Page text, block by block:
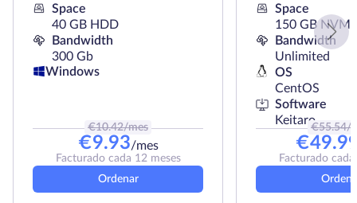
Space
40 GB HDD
Bandwidth
300 Gb
Windows
€10.42/mes
€9.93/mes
Facturado cada 12 meses
Ordenar
Space
150 GB NVMe
Bandwidth
Unlimited
OS
CentOS
Software
Keitaro
€55.54/
€
Facturado